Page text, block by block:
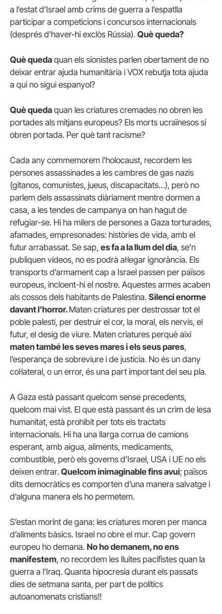
a l’estat d’Israel amb crims de guerra a l’espatlla
participar a competicions i concursos internacionals
(després d’haver-hi exclòs Rússia). Què queda?
Què queda quan els sionistes parlen obertament de no
deixar entrar ajuda humanitària i VOX rebutja tota ajuda
a qui no sigui espanyol?
Què queda quan les criatures cremades no obren les
portades als mitjans europeus? Els morts ucraïnesos sí
obren portada. Per què tant racisme?
Cada any commemorem l’holocaust, recordem les
persones assassinades a les cambres de gas nazis
(gitanos, comunistes, jueus, discapacitats…), però no
parlem dels assassinats diàriament mentre dormen a
casa, a les tendes de campanya on han hagut de
refugiar-se. Hi ha milers de persones a Gaza torturades,
afamades, empresonades: històries de vida, amb el
futur arrabassat. Se sap, es fa a la llum del dia, se’n
publiquen vídeos, no es podrà al·legar ignorància. Els
transports d’armament cap a Israel passen per països
europeus, incloent-hi el nostre. Aquestes armes acaben
als cossos dels habitants de Palestina. Silenci enorme
davant l’horror. Maten criatures per destrossar tot el
poble palestí, per destruir el cor, la moral, els nervis, el
futur, el desig de viure. Maten criatures perquè així
maten també les seves mares i els seus pares,
l’esperança de sobreviure i de justícia. No és un dany
col·lateral, o un error, és una part important del seu pla.
A Gaza està passant quelcom sense precedents,
quelcom mai vist. El que està passant és un crim de lesa
humanitat, està prohibit per tots els tractats
internacionals. Hi ha una llarga corrua de camions
esperant, amb aigua, aliments, medicaments,
combustible, però els governs d’Israel, USA i UE no els
deixen entrar. Quelcom inimaginable fins avui; països
dits democràtics es comporten d’una manera salvatge i
d’alguna manera els ho permetem.
S’estan morint de gana: les criatures moren per manca
d’aliments bàsics. Israel no obre el mur. Cap govern
europeu ho demana. No ho demanem, no ens
manifestem, no recordem les lluites pacifistes quan la
guerra a l’Iraq. Quanta hipocresia durant els passats
dies de setmana santa, per part de polítics
autoanomenats cristians!!